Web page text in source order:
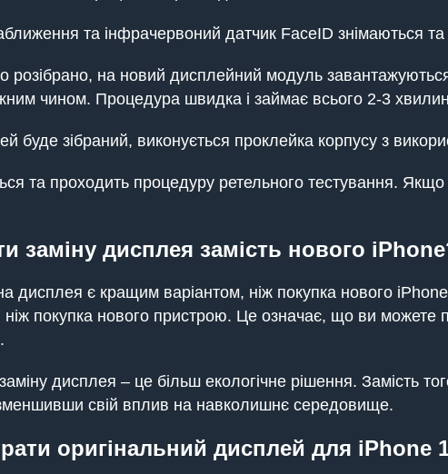
та інфрачервоний датчик FaceID знімаються
розібрано, на новий дисплейний модуль
чином. Процедура швидка і займає всього 2-3
буде зібраний, виконується проклейка корпусу з
та проходить процедуру ретельного тестування.
заміну дисплея замість нового
дисплея є кращим варіантом, ніж покупка нового
покупка нового пристрою. Це означає, що ви можете
дисплея – це більш екологічне рішення. Замість
свій вплив на навколишнє середовище.
оригінальний дисплей для iPhone